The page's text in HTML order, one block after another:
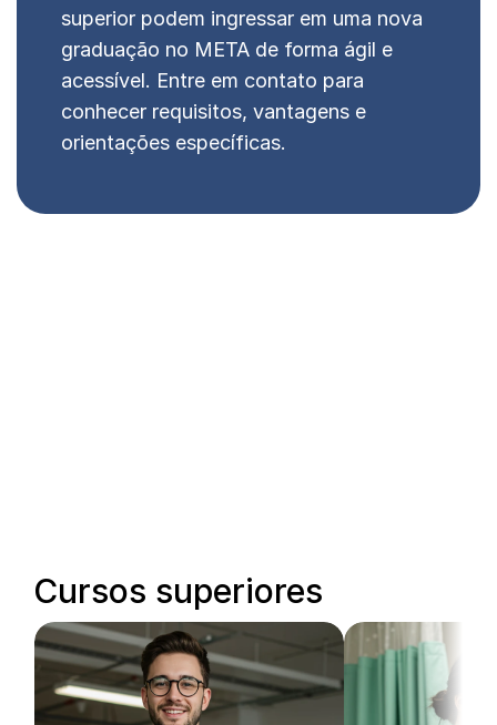
superior podem ingressar em uma nova
graduação no META de forma ágil e
acessível. Entre em contato para
conhecer requisitos, vantagens e
orientações específicas.
Cursos superiores